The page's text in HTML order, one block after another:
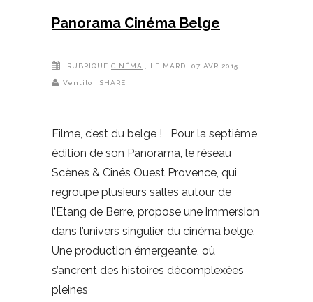
Panorama Cinéma Belge
RUBRIQUE CINÉMA , LE MARDI 07 AVR 2015
Ventilo SHARE
Filme, c’est du belge ! Pour la septième
édition de son Panorama, le réseau
Scènes & Cinés Ouest Provence, qui
regroupe plusieurs salles autour de
l’Etang de Berre, propose une immersion
dans l’univers singulier du cinéma belge.
Une production émergeante, où
s’ancrent des histoires décomplexées
pleines